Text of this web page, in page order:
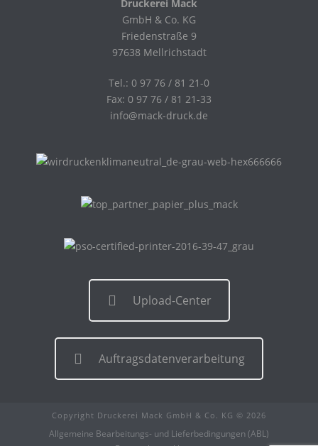
Druckerei Mack
GmbH & Co. KG
Friedenstraße 9
97638 Mellrichstadt
Tel.: 0 97 76 / 81 21-0
Fax: 0 97 76 / 81 21-33
info@mack-druck.de
Upload-Center
Auftragsdatenverarbeitung
Copyright Druckerei Mack GmbH & Co. KG © 2026
Allgemeine Bearbeitungs- und Lieferbedingungen (ABL)